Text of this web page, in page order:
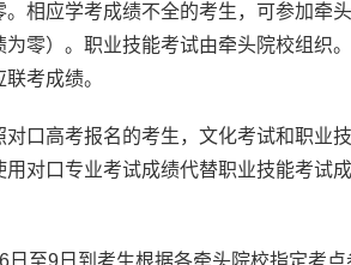
。相应学考成绩不全的考生，可参加牵
为零）。职业技能考试由牵头院校组织
考成绩。
口高考报名的考生，文化考试和职业
用对口专业考试成绩代替职业技能考试
至9日到考生根据各牵头院校指定考